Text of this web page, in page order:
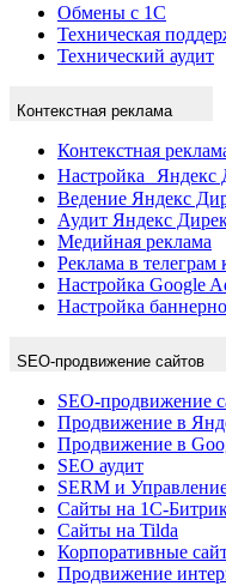
Обмены с 1С
Техническая
Технический аудит
Контекстная реклама
Контекстная
Настройка Яндекс
Ведение Яндекс
Аудит Яндекс
Медийная реклама
Реклама в телеграм
Настройка Google
Настройка
SEO-продвижение сайтов
SEO-продвижение
Продвижение в
Продвижение в
SEO аудит
SERM и
Сайты на 1С-
Сайты на Tilda
Корпоративные
Продвижение